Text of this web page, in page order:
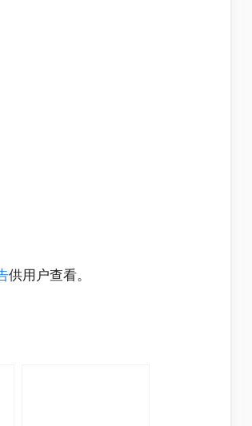
供用户查看。